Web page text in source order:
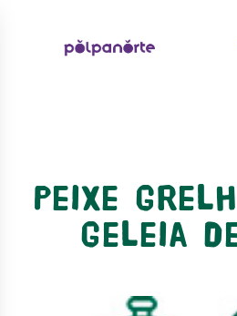
Peixe
Geleia